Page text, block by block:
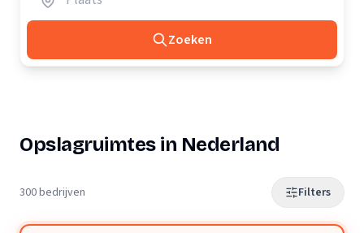
Zoeken
Opslagruimtes in Nederland
300 bedrijven Filters